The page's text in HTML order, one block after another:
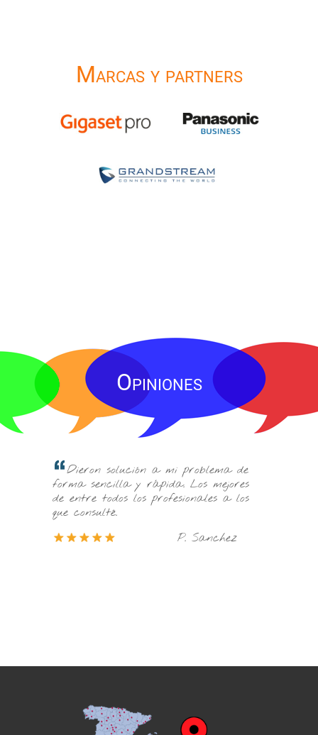
Marcas y partners
Opiniones
problema de
Los mejores
a los
P. Sanchez
Buenos profesionales y buen trato.
general muy solventes en las
competencias de su trabajo. Muy
recomendables.